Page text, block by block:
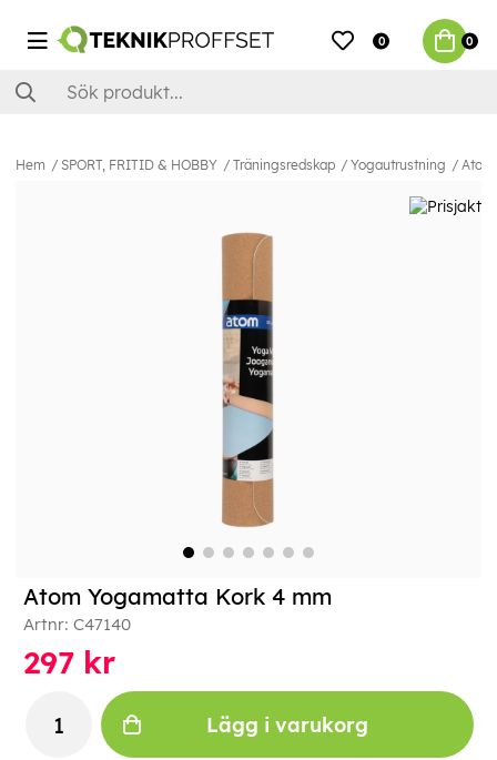
0 0
Hem SPORT, FRITID & HOBBY Träningsredskap Yogautrustning Atom
Atom Yogamatta Kork 4 mm
Artnr: C47140
297 kr
Lägg i varukorg